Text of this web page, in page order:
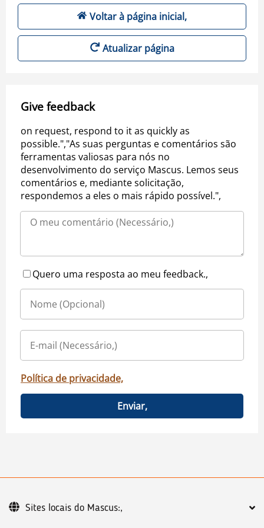
Voltar à página inicial,
Atualizar página
Give feedback
on request, respond to it as quickly as
possible.","As suas perguntas e comentários são
ferramentas valiosas para nós no
desenvolvimento do serviço Mascus. Lemos seus
comentários e, mediante solicitação,
respondemos a eles o mais rápido possível.",
Quero uma resposta ao meu feedback.,
Política de privacidade,
Enviar,
Sites locais do Mascus:,